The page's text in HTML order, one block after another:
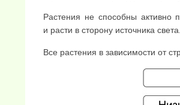
Растения не способны активно
и расти в сторону источника света.
Все растения в зависимости от